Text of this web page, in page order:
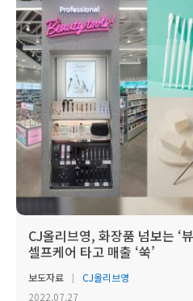
CJ올리브영, 화장품 넘보는
셀프케어 타고 매출 ‘쑥’
보도자료
CJ올리브영
2022.07.27